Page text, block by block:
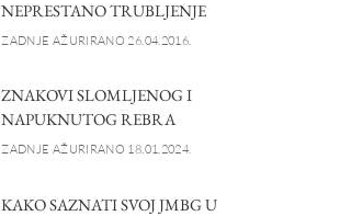
NEPRESTANO TRUBLJENJE
ZADNJE AŽURIRANO 26.04.2016.
ZNAKOVI SLOMLJENOG I
NAPUKNUTOG REBRA
ZADNJE AŽURIRANO 18.01.2024.
KAKO SAZNATI SVOJ JMBG U